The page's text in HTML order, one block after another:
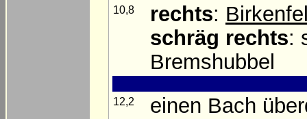
10,8 rechts:
schräg rechts:
Bremshubbel
12,2 einen Bach